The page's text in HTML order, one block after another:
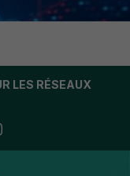
LES RÉSEAUX